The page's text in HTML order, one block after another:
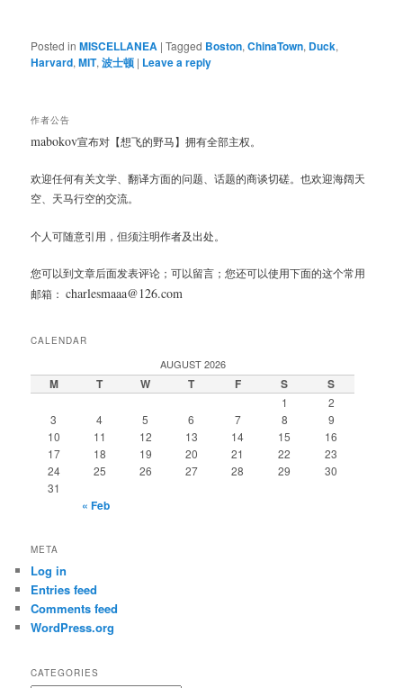
Posted in MISCELLANEA |Tagged Boston,ChinaTown, Duck,
Harvard,MIT,波士顿 | Leave a reply
作者公告
mabokov宣布对【想飞的野马】拥有全部主权。
欢迎任何有关文学、翻译方面的问题、话题的商谈切磋。也欢迎海阔天
空、天马行空的交流。
个人可随意引用，但须注明作者及出处。
您可以到文章后面发表评论；可以留言；您还可以使用下面的这个常用
邮箱： charlesmaaa@126.com
CALENDAR
AUGUST 2026
M T W T F S S
1
2
3
4 5 6 7 8
9
10
11 12 13 14 15
16
17
18 19 20 21 22
23
24
25 26 27 28 29
30
31
« Feb
META
Log in
Entries feed
Comments feed
WordPress.org
CATEGORIES